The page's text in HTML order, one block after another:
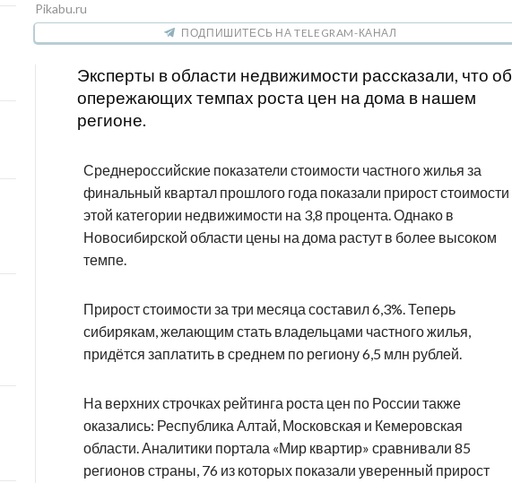
Pikabu.ru
ПОДПИШИТЕСЬ НА TELEGRAM-КАНАЛ
Эксперты в области недвижимости рассказали, что об
опережающих темпах роста цен на дома в нашем
регионе.
Среднероссийские показатели стоимости частного жилья за
финальный квартал прошлого года показали прирост стоимости
этой категории недвижимости на 3,8 процента. Однако в
Новосибирской области цены на дома растут в более высоком
темпе.
Прирост стоимости за три месяца составил 6,3%. Теперь
сибирякам, желающим стать владельцами частного жилья,
придётся заплатить в среднем по региону 6,5 млн рублей.
На верхних строчках рейтинга роста цен по России также
оказались: Республика Алтай, Московская и Кемеровская
области. Аналитики портала «Мир квартир» сравнивали 85
регионов страны, 76 из которых показали уверенный прирост